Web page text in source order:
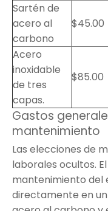
Sartén de
acero al
carbono
$45.00
Acero
inoxidable
de tres
capas.
$85.00
Gastos
mantenimiento
Las elecciones de
laborales ocultos.
mantenimiento del
directamente en